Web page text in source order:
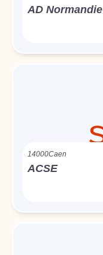
AD Normandie
14000Caen
ACSE